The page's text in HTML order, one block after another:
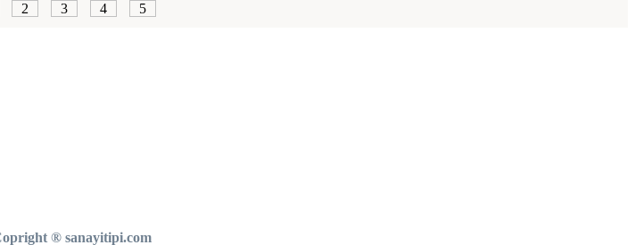
2 3 4 5
®sanayitipi.com